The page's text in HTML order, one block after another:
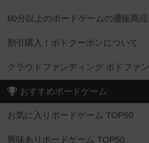
60分以上のボードゲームの通販商品
割引購入！ボドクーポンについて
クラウドファンディング ボドファン
おすすめボードゲーム
お気に入りボードゲーム TOP50
興味ありボードゲーム TOP50